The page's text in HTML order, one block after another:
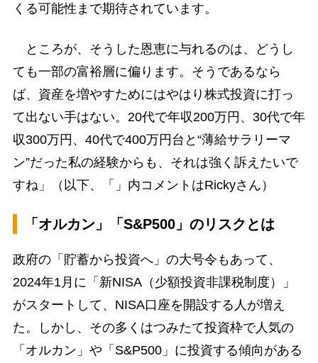
くる可能性まで期待されています。
ところが、そうした恩恵に与れるのは、どうし
ても一部の富裕層に偏ります。そうであるなら
ば、資産を増やすためにはやはり株式投資に打っ
て出ない手はない。20代で年収200万円、30代で年
収300万円、40代で400万円台と“薄給サラリーマ
ン”だった私の経験からも、それは強く訴えたいで
すね」（以下、「」内コメントはRickyさん）
「オルカン」「S&P500」のリスクとは
政府の「貯蓄から投資へ」の大号令もあって、
2024年1月に「新NISA（少額投資非課税制度）」
がスタートして、NISA口座を開設する人が増え
た。しかし、その多くはつみたて投資枠で人気の
「オルカン」や「S&P500」に投資する傾向がある